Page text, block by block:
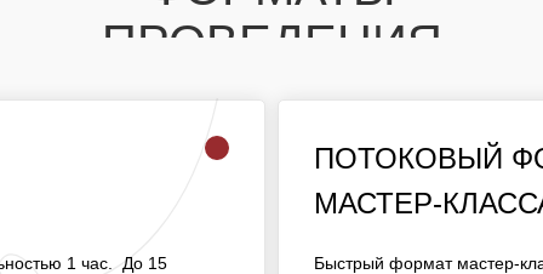
ПРОВЕДЕНИЯ
ОДНОГО МАСТЕРА.
ПОТОКОВЫЙ
МАСТЕР-
ДЛЯ МАССОВЫХ
ПОТОКОВЫЙ
МАСТЕР-
Быстрый формат мастер-
1 час. До 15